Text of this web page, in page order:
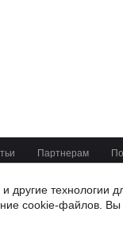
Партнерам
37-42-01
другие технологии
cookie-файлов.